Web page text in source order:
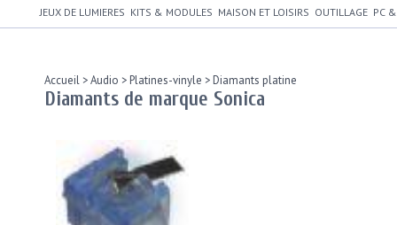
JEUX DE LUMIERES KITS & MODULES MAISON ET LOISIRS OUTILLAGE PC
Accueil >Audio >Platines-vinyle >Diamants platine
Diamants de marque Sonica